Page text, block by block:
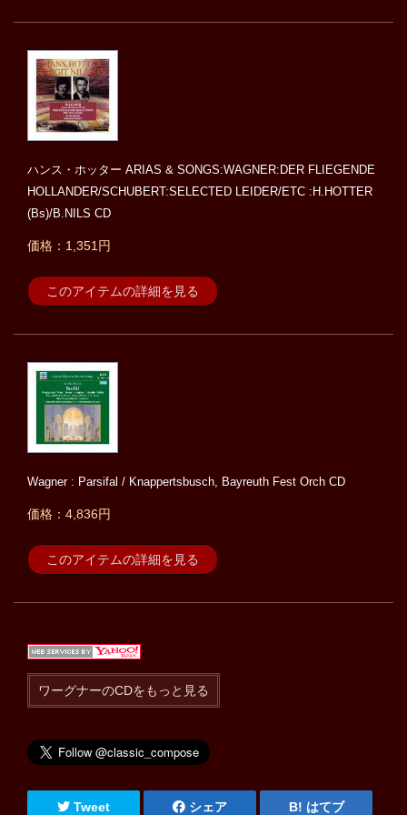
ハンス・ホッター ARIAS & SONGS:WAGNER:DER FLIEGENDE
HOLLANDER/SCHUBERT:SELECTED LEIDER/ETC :H.HOTTER
(Bs)/B.NILS CD
価格：1,351円
このアイテムの詳細を見る
Wagner : Parsifal / Knappertsbusch, Bayreuth Fest Orch CD
価格：4,836円
このアイテムの詳細を見る
ワーグナーのCDをもっと見る
Tweet シェア はてブ